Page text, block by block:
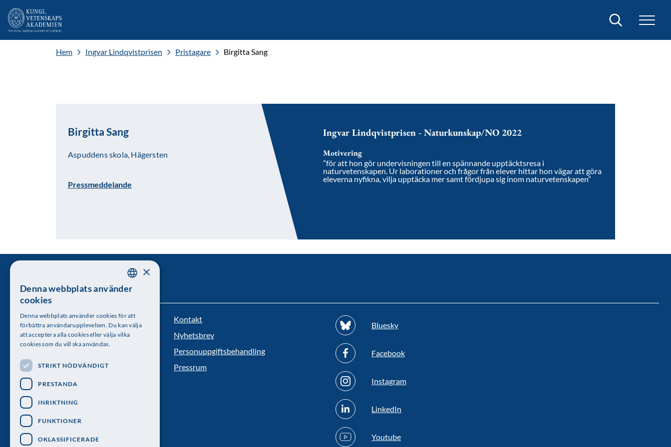
Sök
Hem Ingvar Lindqvistprisen Pristagare Birgitta Sang
Birgitta Sang
Aspuddens skola, Hägersten
Ingvar Lindqvistprisen - Naturkunskap/NO 2022
Motivering
”för att hon gör undervisningen till en spännande upptäcktsresa i
naturvetenskapen. Ur laborationer och frågor från elever hittar hon vägar att göra
eleverna nyfikna, vilja upptäcka mer samt fördjupa sig inom naturvetenskapen”
Pressmeddelande
Kungl. Vetenskapsakademien
Besöksadress: Lilla Frescativägen 4A
Telefon: 08-673 95 00
Kontakt
Nyhetsbrev
Personuppgiftsbehandling
Pressrum
Bluesky
Facebook
Instagram
LinkedIn
Youtube
SWEDISH
×
Denna webbplats använder
cookies
Denna webbplats använder cookies för att
förbättra användarupplevelsen. Du kan välja
att acceptera alla cookies eller välja vilka
cookies som du vill ska användas.
STRIKT NÖDVÄNDIGT
PRESTANDA
INRIKTNING
FUNKTIONER
OKLASSIFICERADE